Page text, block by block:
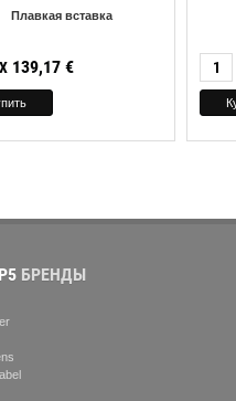
Плавкая вставка
X 139,17 €
БРЕНДЫ